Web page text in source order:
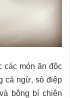
các món ăn độc
cá ngừ, sò điệp
bông bí chiên